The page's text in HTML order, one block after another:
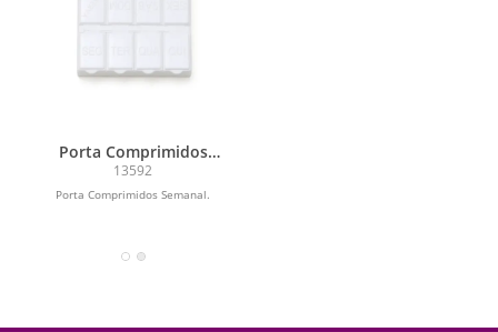
Porta Comprimidos
Semanal
13592
Porta Comprimidos Semanal.